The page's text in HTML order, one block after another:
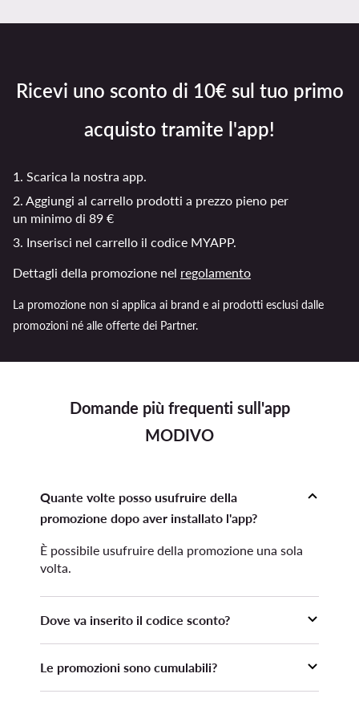
Domande più frequenti sull'app
MODIVO
Quante volte posso usufruire della
promozione dopo aver installato l'app?
È possibile usufruire della promozione una sola
volta.
Dove va inserito il codice sconto?
inoltrare l'ordine nella sezione Carrello,
Le promozioni sono cumulabili?
Ricevi uno sconto di 10€ sul tuo primo
acquisto tramite l'app!
1. Scarica la nostra app.
2. Aggiungi al carrello prodotti a prezzo pieno per
un minimo di 89 €
3. Inserisci nel carrello il codice MYAPP.
Dettagli della promozione nel regolamento
La promozione non si applica ai brand e ai prodotti esclusi dalle
promozioni né alle offerte dei Partner.